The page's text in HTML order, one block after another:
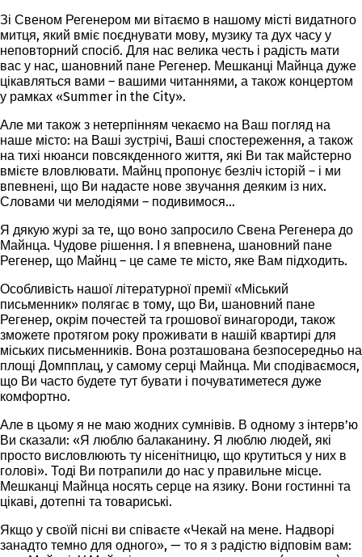
Зі Свеном Регенером ми вітаємо в нашому місті видатного
митця, який вміє поєднувати мову, музику та дух часу у
неповторний спосіб. Для нас велика честь і радість мати
вас у нас, шановний пане Регенер. Мешканці Майнца дуже
цікавляться вами – вашими читаннями, а також концертом
у рамках «Summer in the City».
Але ми також з нетерпінням чекаємо на Ваш погляд на
наше місто: на Ваші зустрічі, Ваші спостереження, а також
на тихі нюанси повсякденного життя, які Ви так майстерно
вмієте вловлювати. Майнц пропонує безліч історій – і ми
впевнені, що Ви надасте нове звучання деяким із них.
Словами чи мелодіями – подивимося…
Я дякую журі за те, що воно запросило Свена Регенера до
Майнца. Чудове рішення. І я впевнена, шановний пане
Регенер, що Майнц – це саме те місто, яке Вам підходить.
Особливість нашої літературної премії «Міський
письменник» полягає в тому, що Ви, шановний пане
Регенер, окрім почестей та грошової винагороди, також
зможете протягом року проживати в нашій квартирі для
міських письменників. Вона розташована безпосередньо на
площі Домпплац, у самому серці Майнца. Ми сподіваємося,
що Ви часто будете тут бувати і почуватиметеся дуже
комфортно.
Але в цьому я не маю жодних сумнівів. В одному з інтерв’ю
Ви сказали: «Я люблю балаканину. Я люблю людей, які
просто висловлюють ту нісенітницю, що крутиться у них в
голові». Тоді Ви потрапили до нас у правильне місце.
Мешканці Майнца носять серце на язику. Вони гостинні та
цікаві, дотепні та товариські.
Якщо у своїй пісні ви співаєте «Чекай на мене. Надворі
занадто темно для одного», — то я з радістю відповім вам: